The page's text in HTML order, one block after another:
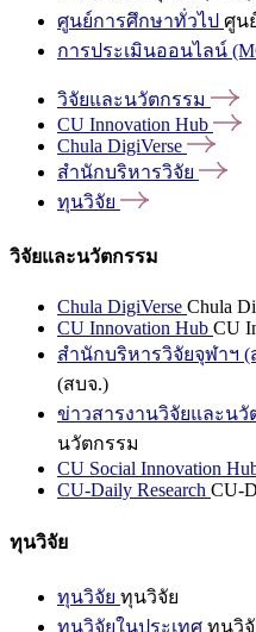
ศูนย์การศึกษาทั่วไป ศูน
การประเมินออนไลน์
วิจัยและนวัตกรรม
CU Innovation Hub
Chula DigiVerse
สำนักบริหารวิจัย
ทุนวิจัย
วิจัยและนวัตกรรม
Chula DigiVerse Chula
CU Innovation Hub CU
สำนักบริหารวิจัยจุฬาฯ (
(สบจ.)
ข่าวสารงานวิจัยและนวั
นวัตกรรม
CU Social Innovation
CU-Daily Research CU-
ทุนวิจัย
ทุนวิจัย ทุนวิจัย
ทุนวิจัยในประเทศ ทุนวิจั